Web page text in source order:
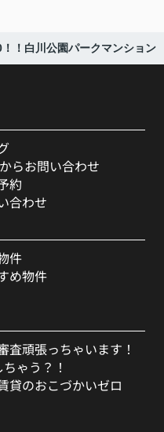
！白川公園パークマンション
らお問い合わせ
約
合わせ
件
め物件
査頑張っちゃいます！
ゃう？！
貸のおこづかいゼロ